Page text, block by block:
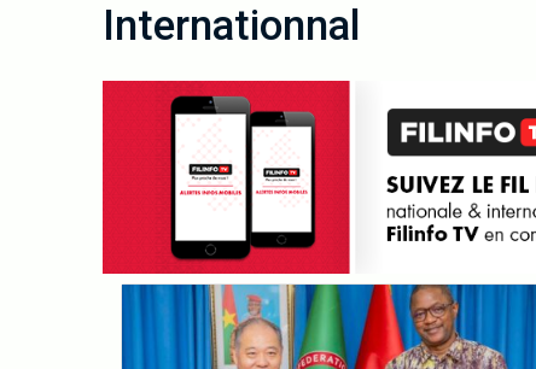
Internationnal